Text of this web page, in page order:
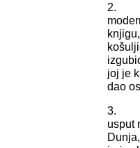
2.
joj je
dao
3.
usput